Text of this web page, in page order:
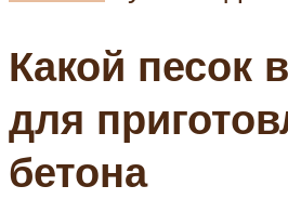
Какой песок
для
бетона